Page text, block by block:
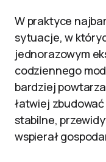
W praktyce
sytuacje, w
jednorazowym
codziennego
bardziej
łatwiej
stabilne,
wspierał